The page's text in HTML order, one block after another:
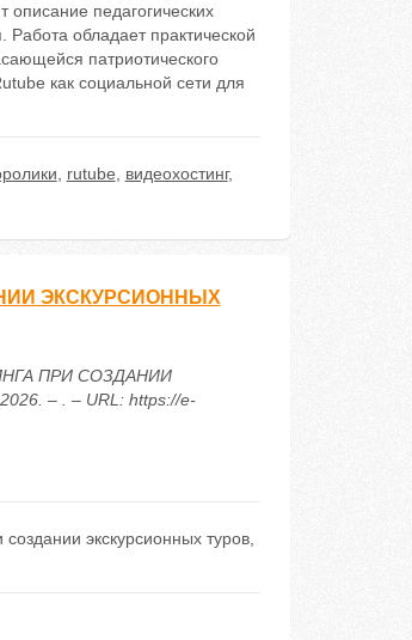
описание педагогических
Работа обладает практической
патриотического
как социальной сети для
rutube видеохостинг,
ЭКСКУРСИОННЫХ
ПРИ СОЗДАНИИ
– . – URL: https://e-
экскурсионных туров,